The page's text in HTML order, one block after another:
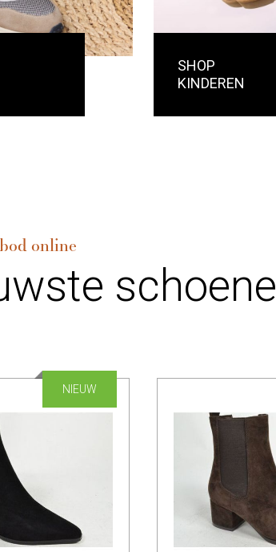
SHOP
KINDEREN
online
NIEUW